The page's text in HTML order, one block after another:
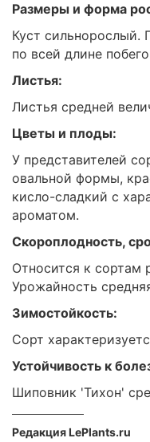
Размеры и форма
Куст сильнорослый.
по всей длине
Листья:
Листья средней
Цветы и плоды:
У представителей
овальной формы,
кисло-сладкий с
ароматом.
Скороплодность,
Относится к сортам
Урожайность
Зимостойкость:
Сорт
Устойчивость к
Шиповник 'Тихон'
Редакция LePlants.ru